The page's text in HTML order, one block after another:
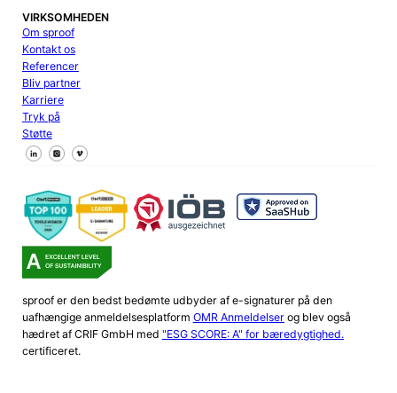
VIRKSOMHEDEN
Om sproof
Kontakt os
Referencer
Bliv partner
Karriere
Tryk på
Støtte
Følg os på Facebook
Følg os på X
Følg os på LinkedIn
sproof er den bedst bedømte udbyder af e-signaturer på den
uafhængige anmeldelsesplatform OMR Anmeldelserog blev også
hædret af CRIF GmbH med "ESG SCORE: A" for bæredygtighed.
certificeret.